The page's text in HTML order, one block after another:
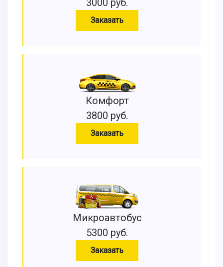
3000 руб.
Заказать
Комфорт
3800 руб.
Заказать
Микроавтобус
5300 руб.
Заказать